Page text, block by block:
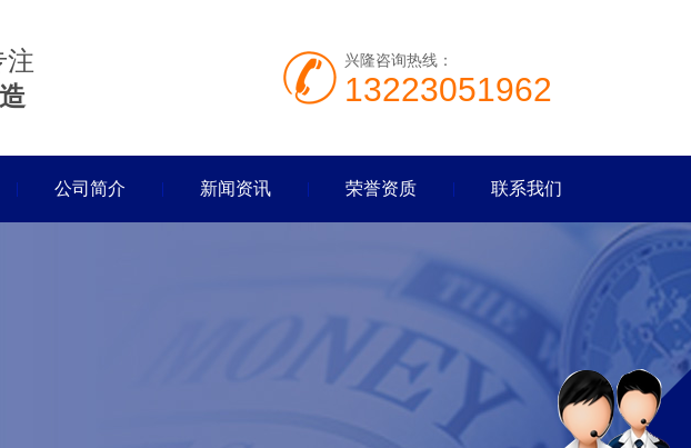
注
兴隆咨询热线：
13223051962
公司简介 新闻资讯 荣誉资质 联系我们